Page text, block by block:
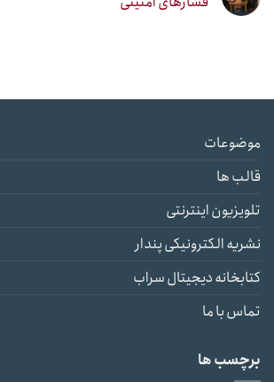
موضوعات
قالب ها
تلویزیون اینترنتی
نشریه الکترونیکی پندار
کتابخانه دیجیتال سراب
تماس با ما
برچسب ها